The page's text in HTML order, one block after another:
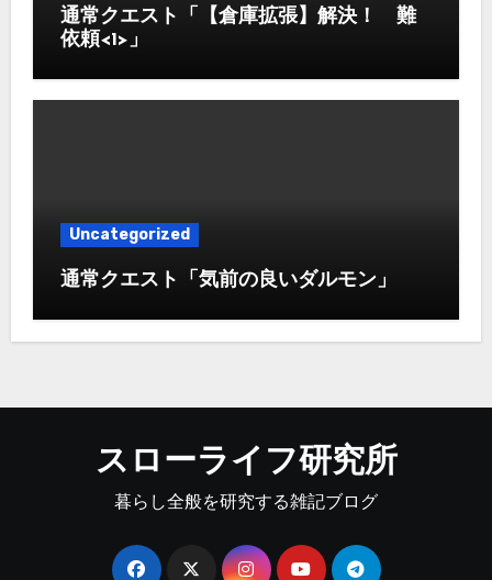
通常クエスト「【倉庫拡張】解決！ 難
依頼<1>」
Uncategorized
通常クエスト「気前の良いダルモン」
スローライフ研究所
暮らし全般を研究する雑記ブログ